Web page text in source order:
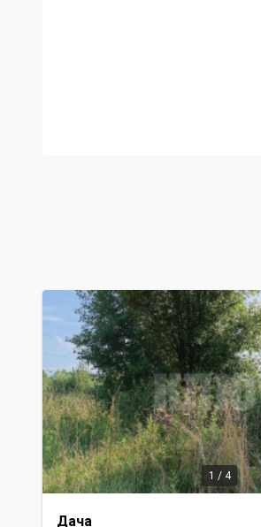
1 / 4
Дача